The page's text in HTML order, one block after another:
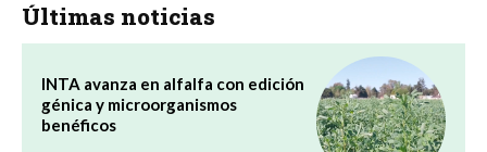
Últimas noticias
INTA avanza en alfalfa con edición
génica y microorganismos
benéficos